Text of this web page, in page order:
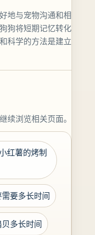
地与宠物沟通和相
狗将短期记忆转化
科学的方法是建立
续浏览相关页面。
红薯的烤制
需要多长时间
贝多长时间